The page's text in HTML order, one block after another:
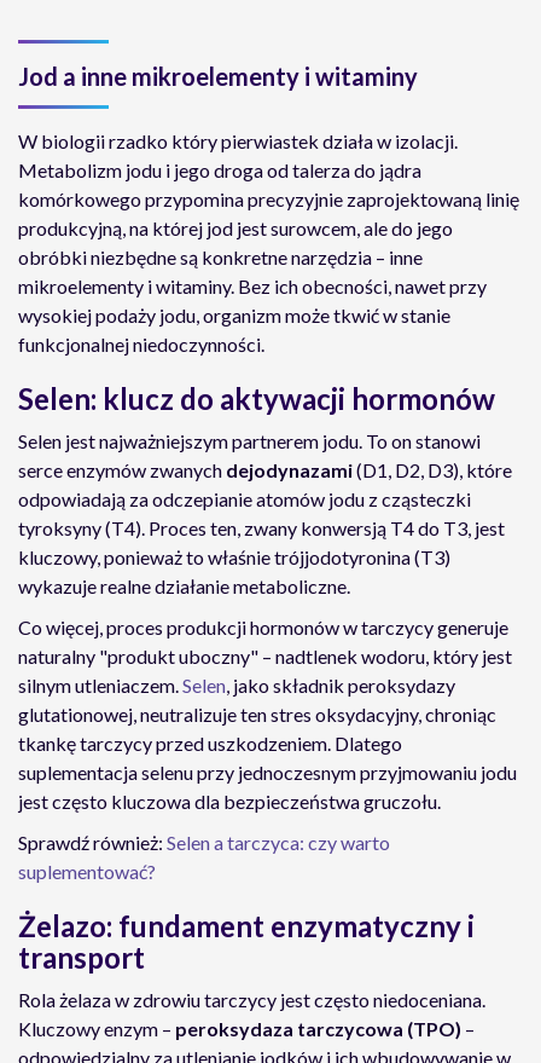
Jod a inne mikroelementy i witaminy
W biologii rzadko który pierwiastek działa w izolacji.
Metabolizm jodu i jego droga od talerza do jądra
komórkowego przypomina precyzyjnie zaprojektowaną linię
produkcyjną, na której jod jest surowcem, ale do jego
obróbki niezbędne są konkretne narzędzia – inne
mikroelementy i witaminy. Bez ich obecności, nawet przy
wysokiej podaży jodu, organizm może tkwić w stanie
funkcjonalnej niedoczynności.
Selen: klucz do aktywacji hormonów
Selen jest najważniejszym partnerem jodu. To on stanowi
serce enzymów zwanych dejodynazami(D1, D2, D3), które
odpowiadają za odczepianie atomów jodu z cząsteczki
tyroksyny (T4). Proces ten, zwany konwersją T4 do T3, jest
kluczowy, ponieważ to właśnie trójjodotyronina (T3)
wykazuje realne działanie metaboliczne.
Co więcej, proces produkcji hormonów w tarczycy generuje
naturalny "produkt uboczny" – nadtlenek wodoru, który jest
silnym utleniaczem.Selen, jako składnik peroksydazy
glutationowej, neutralizuje ten stres oksydacyjny, chroniąc
tkankę tarczycy przed uszkodzeniem. Dlatego
suplementacja selenu przy jednoczesnym przyjmowaniu jodu
jest często kluczowa dla bezpieczeństwa gruczołu.
Sprawdź również: Selen a tarczyca: czy warto
suplementować?
Żelazo: fundament enzymatyczny i
transport
Rola żelaza w zdrowiu tarczycy jest często niedoceniana.
Kluczowy enzym – peroksydaza tarczycowa (TPO) –
odpowiedzialny za utlenianie jodków i ich wbudowywanie w